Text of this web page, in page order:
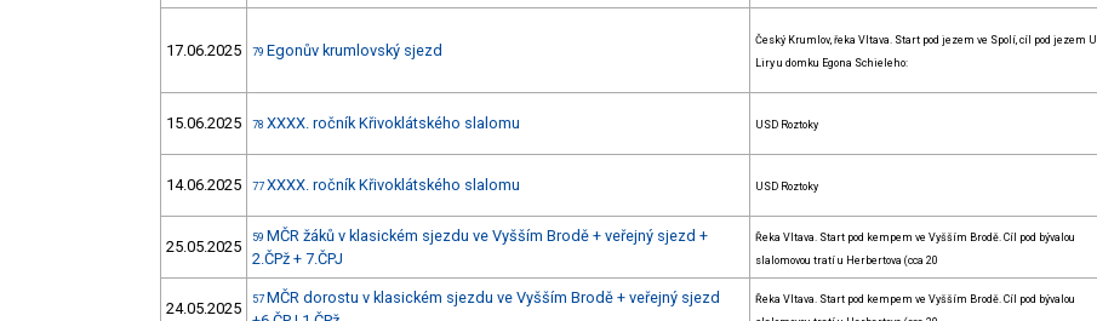
17.06.2025 79 Egonův krumlovský sjezd
Český Krumlov, řeka Vltava. Start pod jezem ve Spolí, cíl pod jezem U
Liry u domku Egona Schieleho:
15.06.2025 78 XXXX. ročník Křivoklátského slalomu USD Roztoky
14.06.2025 77 XXXX. ročník Křivoklátského slalomu USD Roztoky
25.05.2025 59 MČR žáků v klasickém sjezdu ve Vyšším Brodě + veřejný sjezd +
2.ČPž + 7.ČPJ
Řeka Vltava. Start pod kempem ve Vyšším Brodě. Cíl pod bývalou
slalomovou tratí u Herbertova (cca 20
24.05.2025 57 MČR dorostu v klasickém sjezdu ve Vyšším Brodě + veřejný sjezd
Řeka Vltava. Start pod kempem ve Vyšším Brodě. Cíl pod bývalou